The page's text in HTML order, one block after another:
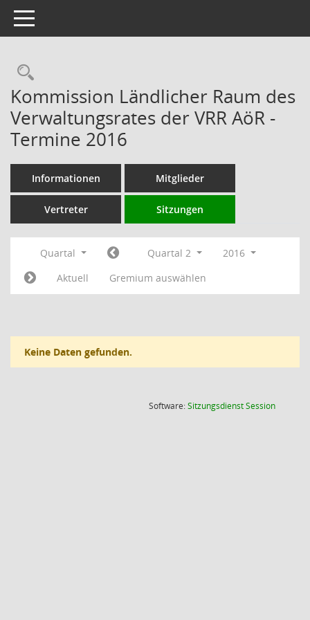
Toggle navigation
Rechercheauswahl
Kommission Ländlicher Raum des
Verwaltungsrates der VRR AöR -
Termine 2016
Informationen Mitglieder
Vertreter Sitzungen
Quartal Quartal 2
2016
Aktuell
Gremium auswählen
Keine Daten gefunden.
Software:SitzungsdienstSession(Wird in